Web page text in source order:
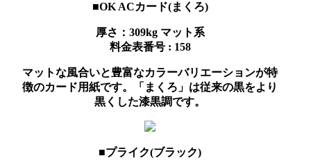
■OK ACカード(まくろ)
厚さ：309kg マット系
料金表番号 : 158
マットな風合いと豊富なカラーバリエーションが特
徴のカード用紙です。「まくろ」は従来の黒をより
黒くした漆黒調です。
■プライク(ブラック)